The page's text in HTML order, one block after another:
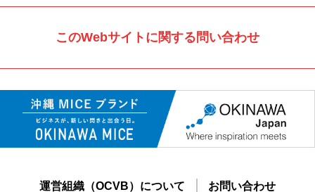
このWebサイトに関する問い合わせ
運営組織（OCVB）について お問い合わせ